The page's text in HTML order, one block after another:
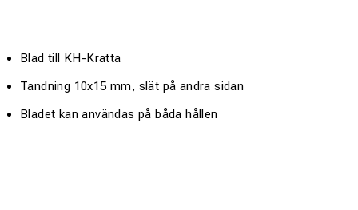
Blad till KH-Kratta
Tandning 10x15 mm, slät på andra sidan
Bladet kan användas på båda hållen